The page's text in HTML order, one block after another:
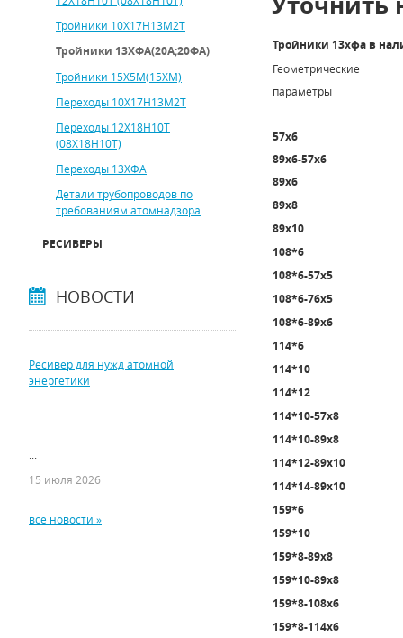
Тройники 10Х17Н13М2Т
Тройники 13ХФА(20А;20ФА)
Тройники 15Х5М(15ХМ)
Переходы 10Х17Н13М2Т
Переходы 12Х18Н10Т
(08Х18Н10Т)
Переходы 13ХФА
Детали трубопроводов по
требованиям атомнадзора
РЕСИВЕРЫ
НОВОСТИ
Ресивер для нужд атомной
энергетики
15 июля 2026
все новости »
Тройники 13хфа в
Геометрические
параметры
57х6
89х6-57х6
89х6
89х8
89х10
108*6
108*6-57х5
108*6-76х5
108*6-89х6
114*6
114*10
114*12
114*10-57х8
114*10-89х8
114*12-89х10
114*14-89х10
159*6
159*10
159*8-89х8
159*10-89х8
159*8-108х6
159*8-114х6